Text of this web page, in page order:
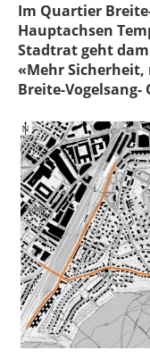
Im Quartier
Hauptachsen
Stadtrat geht
«Mehr Sicherheit,
Breite-